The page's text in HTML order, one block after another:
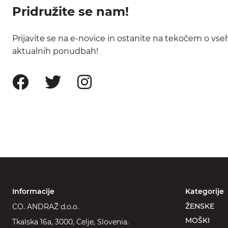
Pridružite se nam!
Prijavite se na e-novice in ostanite na tekočem o
aktualnih ponudbah!
Informacije
CO. ANDRAŽ d.o.o.
Tkalska 16a, 3000, Celje, Slovenia.
Kategorije
ŽENSKE
MOŠKI